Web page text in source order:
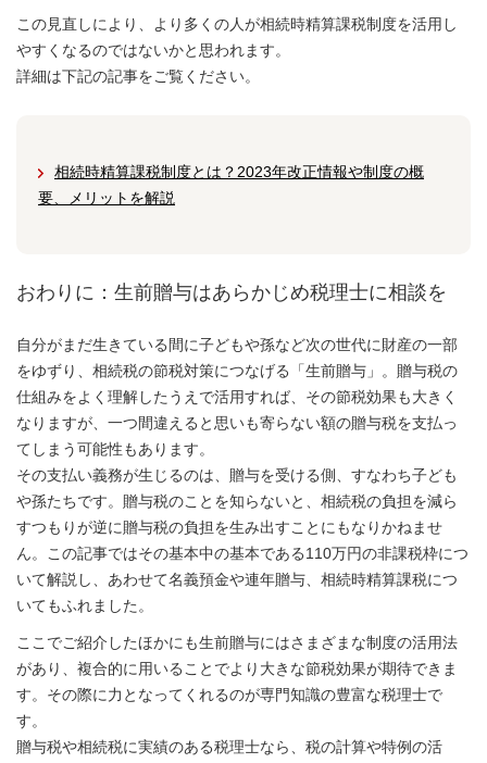
この見直しにより、より多くの人が相続時精算課税制度を活用し
やすくなるのではないかと思われます。
詳細は下記の記事をご覧ください。
相続時精算課税制度とは？2023年改正情報や制度の概
要、メリットを解説
おわりに：生前贈与はあらかじめ税理士に相談を
自分がまだ生きている間に子どもや孫など次の世代に財産の一部
をゆずり、相続税の節税対策につなげる「生前贈与」。贈与税の
仕組みをよく理解したうえで活用すれば、その節税効果も大きく
なりますが、一つ間違えると思いも寄らない額の贈与税を支払っ
てしまう可能性もあります。
その支払い義務が生じるのは、贈与を受ける側、すなわち子ども
や孫たちです。贈与税のことを知らないと、相続税の負担を減ら
すつもりが逆に贈与税の負担を生み出すことにもなりかねませ
ん。この記事ではその基本中の基本である110万円の非課税枠につ
いて解説し、あわせて名義預金や連年贈与、相続時精算課税につ
いてもふれました。
ここでご紹介したほかにも生前贈与にはさまざまな制度の活用法
があり、複合的に用いることでより大きな節税効果が期待できま
す。その際に力となってくれるのが専門知識の豊富な税理士で
す。
贈与税や相続税に実績のある税理士なら、税の計算や特例の活